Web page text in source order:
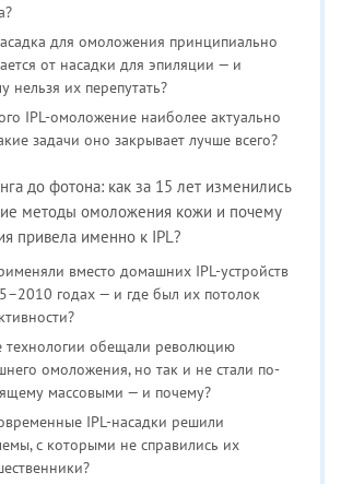
для омоложения принципиально
от насадки для эпиляции — и
нельзя их перепутать?
IPL-омоложение наиболее актуально
задачи оно закрывает лучше всего?
до фотона: как за 15 лет изменились
методы омоложения кожи и почему
привела именно к IPL?
вместо домашних IPL-устройств
годах — и где был их потолок
технологии обещали революцию
омоложения, но так и не стали по-
массовыми — и почему?
IPL-насадки решили
с которыми не справились их